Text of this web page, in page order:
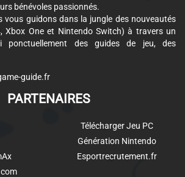
bénévoles passionnés.
vous guidons dans la jungle des nouveautés
Xbox One et Nintendo Switch) à travers un
ponctuellement des guides de jeu, des
guide.fr
PARTENAIRES
Télécharger Jeu PC
Génération Nintendo
Esportrecrutement.fr